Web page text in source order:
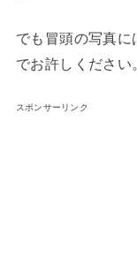
でも冒頭の写真
でお許しください
スポンサーリンク